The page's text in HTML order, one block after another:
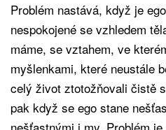
Problém nastává, když je
nespokojené se vzhledem
máme, se vztahem, ve
myšlenkami, které neustále
celý život ztotožňovali čistě
pak když se ego stane